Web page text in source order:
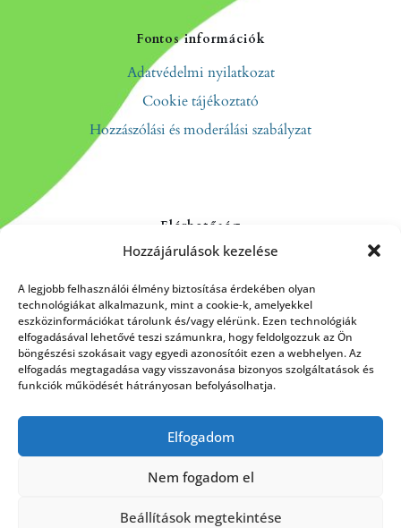
Hozzájárulások kezelése
A legjobb felhasználói élmény biztosítása érdekében olyan
technológiákat alkalmazunk, mint a cookie-k, amelyekkel
eszközinformációkat tárolunk és/vagy elérünk. Ezen technológiák
elfogadásával lehetővé teszi számunkra, hogy feldolgozzuk az Ön
böngészési szokásait vagy egyedi azonosítóit ezen a webhelyen. Az
elfogadás megtagadása vagy visszavonása bizonyos szolgáltatások és
funkciók működését hátrányosan befolyásolhatja.
Elfogadom
Nem fogadom el
Beállítások megtekintése
Fontos információk
Adatvédelmi nyilatkozat
Cookie tájékoztató
Hozzászólási és moderálási szabályzat
Elérhetőség
Kapcsolat
Rólunk
HÍRLEVÉL FELIRATKOZÁS